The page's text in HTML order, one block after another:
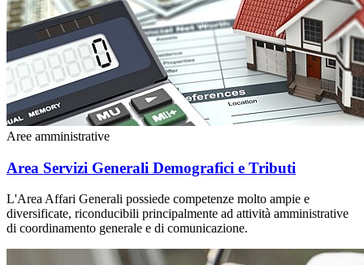
Aree amministrative
Area Servizi Generali Demografici e Tributi
L'Area Affari Generali possiede competenze molto ampie e
diversificate, riconducibili principalmente ad attività amministrative
di coordinamento generale e di comunicazione.